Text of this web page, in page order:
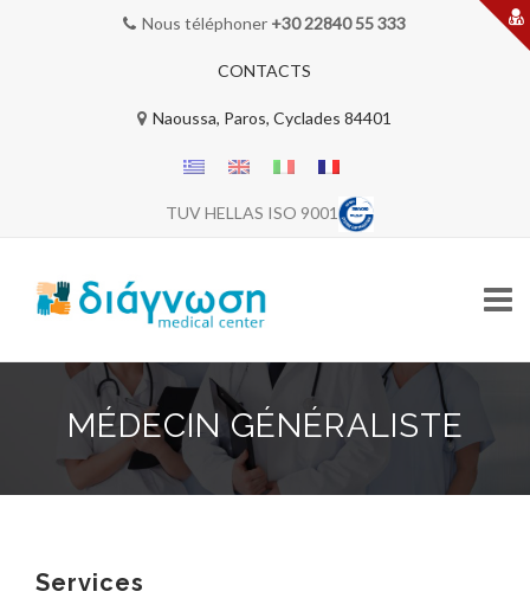
Nous téléphoner +30 22840 55 333
CONTACTS
Naoussa, Paros, Cyclades 84401
TUV HELLAS ISO 9001
content
BIENVENUE
MÉDECIN GÉNÉRALISTE
Services